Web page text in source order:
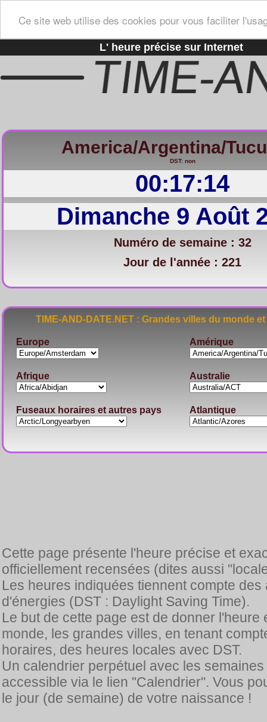
Ce site web utilise des cookies pour vous faciliter
L' heure précise sur Internet
America/Argentina/
DST: non
00:17:15
Dimanche 9 Août
Numéro de semaine : 32
Jour de l'année : 221
TIME-AND-DATE.NET : Grandes villes du
Europe Amérique
Afrique Australie
Fuseaux horaires et autres pays Atlantique
Cette page présente l'heure précise et
officiellement recensées (dites aussi
Les heures indiquées tiennent compte
d'énergies (DST : Daylight Saving Time).
Le but de cette page est de donner
monde, les grandes villes, en tenant
horaires, des heures locales avec DST.
Un calendrier perpétuel avec les
accessible via le lien "Calendrier". Vous
le jour (de semaine) de votre naissance !